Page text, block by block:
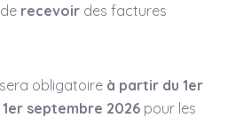
recevoir des factures
obligatoire à partir du 1er
septembre 2026 pour les